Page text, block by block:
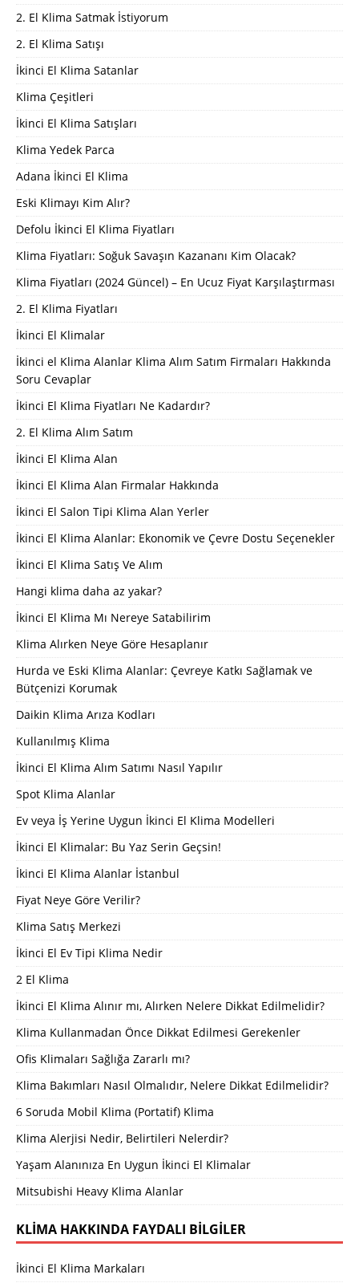
2. El Klima Satmak İstiyorum
2. El Klima Satışı
İkinci El Klima Satanlar
Klima Çeşitleri
İkinci El Klima Satışları
Klima Yedek Parca
Adana İkinci El Klima
Eski Klimayı Kim Alır?
Defolu İkinci El Klima Fiyatları
Klima Fiyatları: Soğuk Savaşın Kazananı Kim Olacak?
Klima Fiyatları (2024 Güncel) – En Ucuz Fiyat Karşılaştırması
2. El Klima Fiyatları
İkinci El Klimalar
İkinci el Klima Alanlar Klima Alım Satım Firmaları Hakkında
Soru Cevaplar
İkinci El Klima Fiyatları Ne Kadardır?
2. El Klima Alım Satım
İkinci El Klima Alan
İkinci El Klima Alan Firmalar Hakkında
İkinci El Salon Tipi Klima Alan Yerler
İkinci El Klima Alanlar: Ekonomik ve Çevre Dostu Seçenekler
İkinci El Klima Satış Ve Alım
Hangi klima daha az yakar?
İkinci El Klima Mı Nereye Satabilirim
Klima Alırken Neye Göre Hesaplanır
Hurda ve Eski Klima Alanlar: Çevreye Katkı Sağlamak ve
Bütçenizi Korumak
Daikin Klima Arıza Kodları
Kullanılmış Klima
İkinci El Klima Alım Satımı Nasıl Yapılır
Spot Klima Alanlar
Ev veya İş Yerine Uygun İkinci El Klima Modelleri
İkinci El Klimalar: Bu Yaz Serin Geçsin!
İkinci El Klima Alanlar İstanbul
Fiyat Neye Göre Verilir?
Klima Satış Merkezi
İkinci El Ev Tipi Klima Nedir
2 El Klima
İkinci El Klima Alınır mı, Alırken Nelere Dikkat Edilmelidir?
Klima Kullanmadan Önce Dikkat Edilmesi Gerekenler
Ofis Klimaları Sağlığa Zararlı mı?
Klima Bakımları Nasıl Olmalıdır, Nelere Dikkat Edilmelidir?
6 Soruda Mobil Klima (Portatif) Klima
Klima Alerjisi Nedir, Belirtileri Nelerdir?
Yaşam Alanınıza En Uygun İkinci El Klimalar
Mitsubishi Heavy Klima Alanlar
KLIMA HAKKINDA FAYDALI BILGILER
İkinci El Klima Markaları